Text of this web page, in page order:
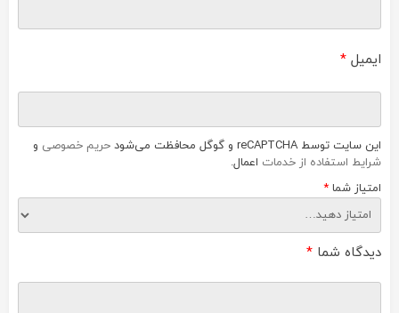
ایمیل *
این سایت توسط reCAPTCHA و گوگل محافظت می‌شود حریم خصوصی و
شرایط استفاده از خدمات اعمال.
امتیاز شما *
دیدگاه شما *